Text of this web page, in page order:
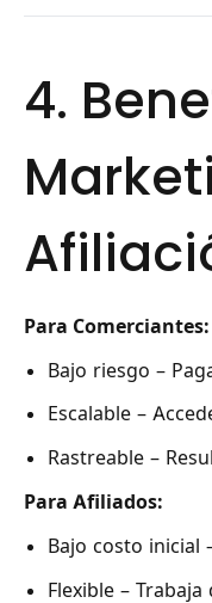
4.
Para Comerciantes:
Bajo riesgo –
Escalable –
Rastreable –
Para Afiliados:
Bajo costo inicial
Flexible –